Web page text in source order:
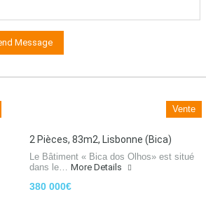
Vente
2 Pièces, 83m2, Lisbonne (Bica)
Le Bâtiment « Bica dos Olhos» est situé
dans le… More Details
380 000€